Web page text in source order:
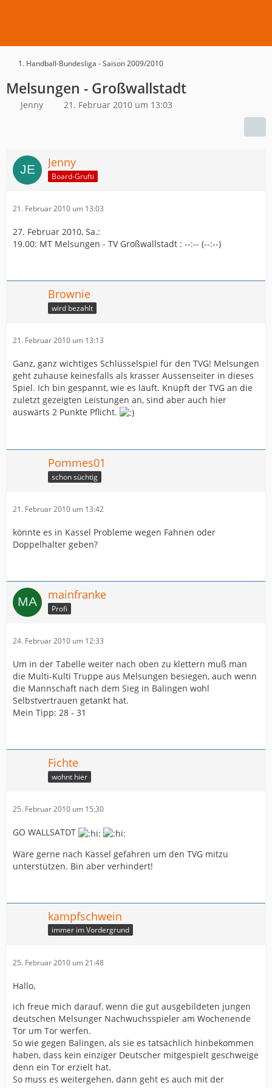
1. Handball-Bundesliga - Saison 2009/2010
Melsungen - Großwallstadt
Jenny 21. Februar 2010 um 13:03
Jenny
Board-Grufti
21. Februar 2010 um 13:03
27. Februar 2010, Sa.:
19.00: MT Melsungen - TV Großwallstadt : --:-- (--:--)
Brownie
wird bezahlt
21. Februar 2010 um 13:13
Ganz, ganz wichtiges Schlüsselspiel für den TVG! Melsungen
geht zuhause keinesfalls als krasser Aussenseiter in dieses
Spiel. Ich bin gespannt, wie es läuft. Knüpft der TVG an die
zuletzt gezeigten Leistungen an, sind aber auch hier
auswärts 2 Punkte Pflicht.
Pommes01
schon süchtig
21. Februar 2010 um 13:42
könnte es in Kassel Probleme wegen Fahnen oder
Doppelhalter geben?
mainfranke
Profi
24. Februar 2010 um 12:33
Um in der Tabelle weiter nach oben zu klettern muß man
die Multi-Kulti Truppe aus Melsungen besiegen, auch wenn
die Mannschaft nach dem Sieg in Balingen wohl
Selbstvertrauen getankt hat.
Mein Tipp: 28 - 31
Fichte
wohnt hier
25. Februar 2010 um 15:30
GO WALLSATDT
Wäre gerne nach Kassel gefahren um den TVG mitzu
unterstützen. Bin aber verhindert!
kampfschwein
immer im Vordergrund
25. Februar 2010 um 21:48
Hallo,
ich freue mich darauf, wenn die gut ausgebildeten jungen
deutschen Melsunger Nachwuchsspieler am Wochenende
Tor um Tor werfen.
So wie gegen Balingen, als sie es tatsächlich hinbekommen
haben, dass kein einziger Deutscher mitgespielt geschweige
denn ein Tor erzielt hat.
So muss es weitergehen, dann geht es auch mit der